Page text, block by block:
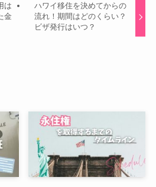
は
金
ハワイ移住を決めてからの
流れ！期間はどのくらい？
ビザ発行はいつ？